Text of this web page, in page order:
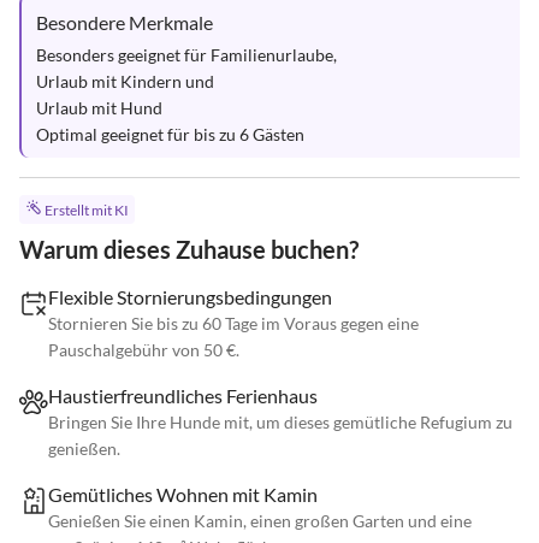
Besondere Merkmale
Besonders geeignet für Familienurlaube,
Urlaub mit Kindern und
Urlaub mit Hund
Optimal geeignet für bis zu 6 Gästen
Erstellt mit KI
Warum dieses Zuhause buchen?
Flexible Stornierungsbedingungen
Stornieren Sie bis zu 60 Tage im Voraus gegen eine
Pauschalgebühr von 50 €.
Haustierfreundliches Ferienhaus
Bringen Sie Ihre Hunde mit, um dieses gemütliche Refugium zu
genießen.
Gemütliches Wohnen mit Kamin
Genießen Sie einen Kamin, einen großen Garten und eine